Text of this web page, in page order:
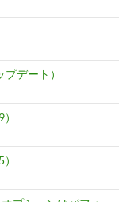
デート）